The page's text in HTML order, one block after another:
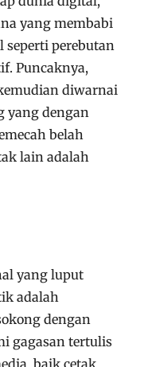
yang membabi
seperti perebutan
Puncaknya,
diwarnai
yang dengan
belah
lain adalah
yang luput
adalah
dengan
gagasan tertulis
baik cetak